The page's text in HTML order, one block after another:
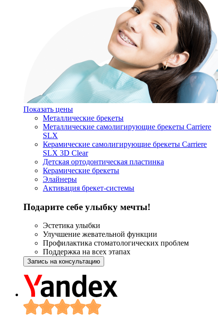
Показать цены
Металлические брекеты
Металлические самолигирующие брекеты Carriere
SLX
Керамические самолигирующие брекеты Carriere
SLX 3D Clear
Детская ортодонтическая пластинка
Керамические брекеты
Элайнеры
Активация брекет-системы
Подарите себе улыбку мечты!
Эстетика улыбки
Улучшение жевательной функции
Профилактика стоматологических проблем
Поддержка на всех этапах
Запись на консультацию